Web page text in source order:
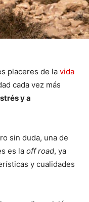
placeres de la vida
cada vez más
y a
sin duda, una de
es la off road, ya
y cualidades